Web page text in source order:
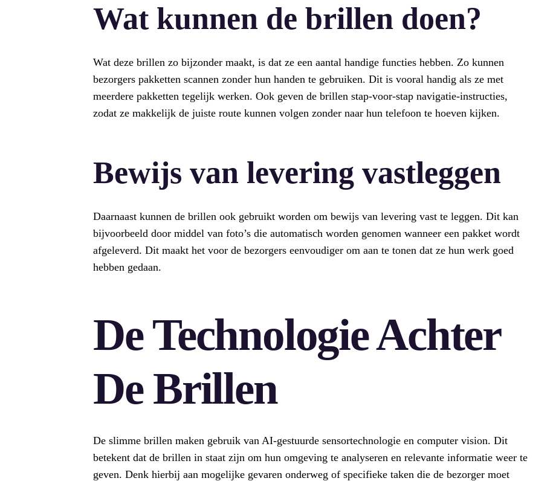
Wat kunnen de brillen doen?
Wat deze brillen zo bijzonder maakt, is dat ze een aantal handige functies hebben. Zo kunnen
bezorgers pakketten scannen zonder hun handen te gebruiken. Dit is vooral handig als ze met
meerdere pakketten tegelijk werken. Ook geven de brillen stap-voor-stap navigatie-instructies,
zodat ze makkelijk de juiste route kunnen volgen zonder naar hun telefoon te hoeven kijken.
Bewijs van levering vastleggen
Daarnaast kunnen de brillen ook gebruikt worden om bewijs van levering vast te leggen. Dit kan
bijvoorbeeld door middel van foto’s die automatisch worden genomen wanneer een pakket wordt
afgeleverd. Dit maakt het voor de bezorgers eenvoudiger om aan te tonen dat ze hun werk goed
hebben gedaan.
De Technologie Achter
De Brillen
De slimme brillen maken gebruik van AI-gestuurde sensortechnologie en computer vision. Dit
betekent dat de brillen in staat zijn om hun omgeving te analyseren en relevante informatie weer te
geven. Denk hierbij aan mogelijke gevaren onderweg of specifieke taken die de bezorger moet